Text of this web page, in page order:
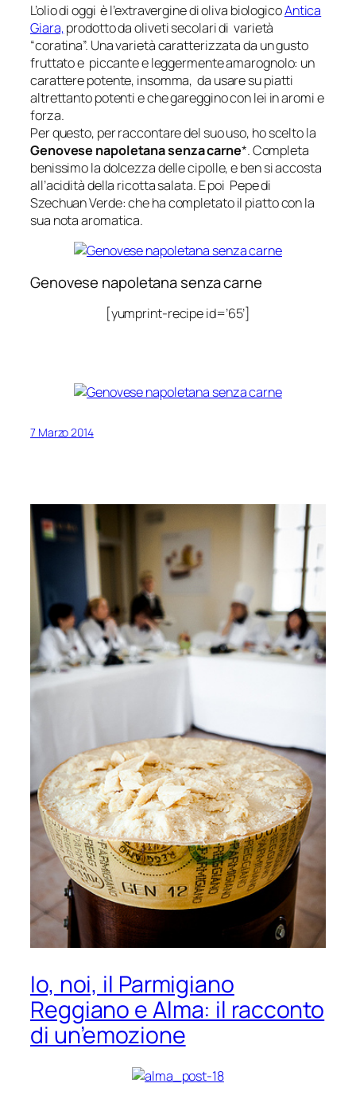
L’olio di oggi è l’extravergine di oliva biologicoAntica
Giara,prodotto da oliveti secolari di varietà
“coratina”. Una varietà caratterizzata da un gusto
fruttato e piccante e leggermente amarognolo: un
carattere potente, insomma, da usare su piatti
altrettanto potenti e che gareggino con lei in aromi e
forza.
Per questo, per raccontare del suo uso, ho scelto la
Genovese napoletana senza carne*. Completa
benissimo la dolcezza delle cipolle, e ben si accosta
all’acidità della ricotta salata. E poi Pepe di
Szechuan Verde: che ha completato il piatto con la
sua nota aromatica.
Genovese napoletana senza carne
[yumprint-recipe id=’65’]
7 Marzo 2014
Io, noi, il Parmigiano
Reggiano e Alma: il racconto
di un’emozione